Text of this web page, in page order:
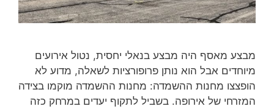
מבצע מאסף היה מבצע בנאלי יחסית, נטול אירועים
מיוחדים אבל הוא נותן פרופורציות לשאלה, מדוע לא
הופצצו מחנות ההשמדה: מחנות ההשמדה מוקמו בצידה
המזרחי של אירופה. בשביל לתקוף יעדים במרחק כזה